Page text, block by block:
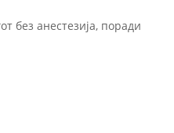
без анестезија, поради